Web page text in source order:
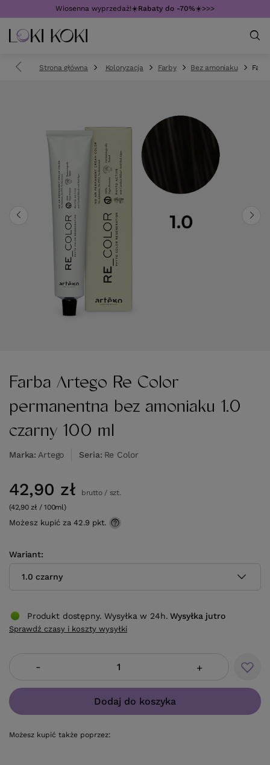
Wiosenna wyprzedaż!☀️Rabaty do -70%☀️>>>
Strona główna Koloryzacja Farby Bez amoniaku
Farba Artego Re Color
permanentna bez amoniaku 1.0
czarny 100 ml
Marka Artego Seria Re Color
Wariant
1.0 czarny
42,90 zł brutto/ szt.
(42,90 zł / 100ml)
Możesz kupić za 42.9 pkt.
- +
Dodaj do koszyka
Możesz kupić także poprzez:
Produkt dostępny. Wysyłka w 24h. Wysyłka jutro
Sprawdź czasy i koszty wysyłki